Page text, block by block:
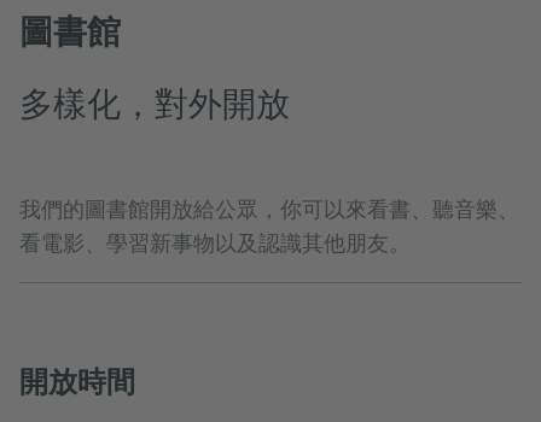
圖書館
多樣化，對外開放
我們的圖書館開放給公眾，你可以來看書、聽音樂、
看電影、學習新事物以及認識其他朋友。
開放時間